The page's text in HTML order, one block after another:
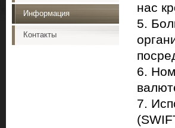
Информация
Контакты
нас
5.
6.
7.